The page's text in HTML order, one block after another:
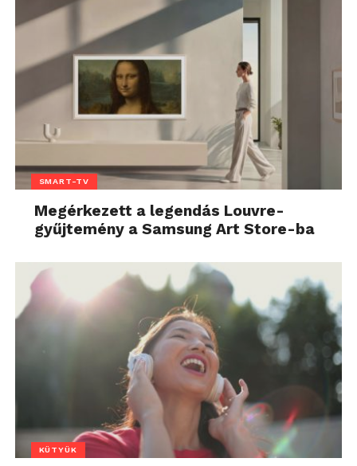
SMART-TV
Megérkezett a legendás Louvre-
gyűjtemény a Samsung Art Store-ba
KÜTYÜK